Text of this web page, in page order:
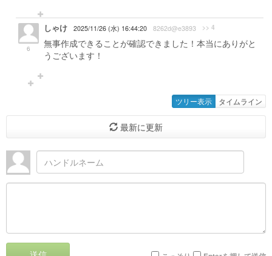
6
しゃけ 2025/11/26 (水) 16:44:20 8262d@e3893 >> 4
無事作成できることが確認できました！本当にありがと
うございます！
ツリー表示 タイムライン
最新に更新